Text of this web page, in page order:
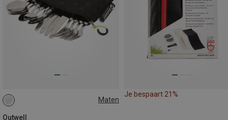
Maten
Outwell
ONE SIZE
Je bespaart 21%